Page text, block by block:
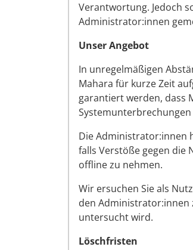
Verantwortung. Jedoch
Administrator:innen
Unser Angebot
In unregelmäßigen
Mahara für kurze Zeit
garantiert werden, dass
Die Administrator:innen
falls Verstöße gegen die
offline zu nehmen.
Wir ersuchen Sie als
den Administrator:innen
untersucht wird.
Löschfristen